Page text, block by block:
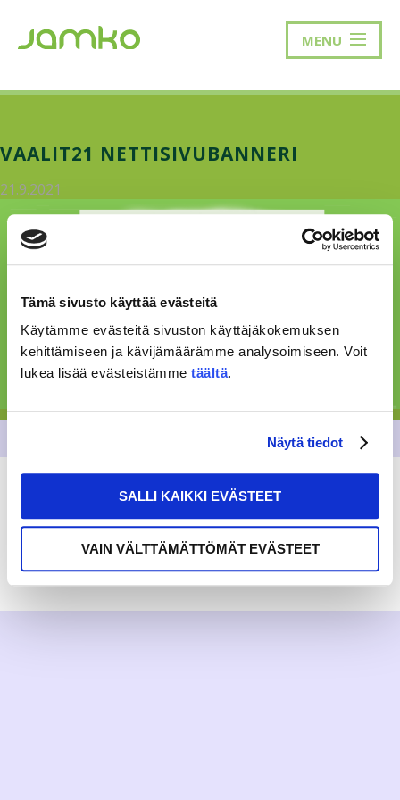
Tämä sivusto käyttää evästeitä
Käytämme evästeitä sivuston käyttäjäkokemuksen
kehittämiseen ja kävijämäärämme analysoimiseen. Voit
lukea lisää evästeistämme täältä.
Näytä tiedot
SALLI KAIKKI EVÄSTEET
VAIN VÄLTTÄMÄTTÖMÄT EVÄSTEET
MENU
VAALIT21 NETTISIVUBANNERI
21.9.2021